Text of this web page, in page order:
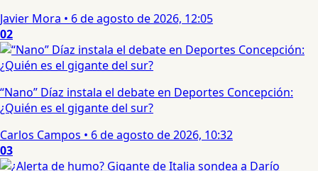
Javier Mora • 6 de agosto de 2026, 12:05
02
“Nano” Díaz instala el debate en Deportes Concepción:
¿Quién es el gigante del sur?
Carlos Campos • 6 de agosto de 2026, 10:32
03